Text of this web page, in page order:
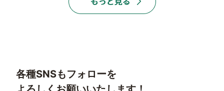
各種SNSもフォローを